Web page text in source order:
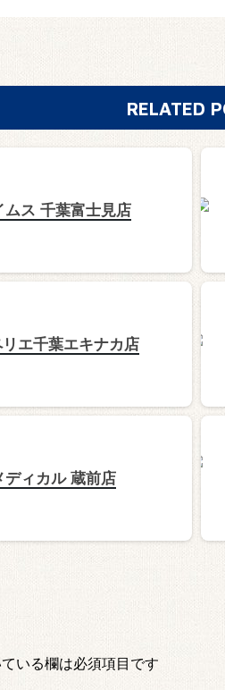
RELATED
ムス 千葉富士見店
エ千葉エキナカ店
ディカル 蔵前店
いる欄は必須項目です